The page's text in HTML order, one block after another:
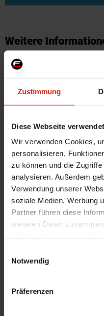
Zustimmung
Diese Webseite
Wir verwenden Cookies,
personalisieren,
zu können und die
analysieren. Außerdem
Verwendung unserer
soziale Medien, Werbung
Partner führen diese
weiteren Daten
Notwendig
Präferenzen
Weitere
Weitere
Informationen
SKU
Marke
Vorne/Hinten
Herstellercode
6513
Montagematerial
Nein
Menge
Automarkenname
Automodell Name
Universal
Nein
Geeignet Für